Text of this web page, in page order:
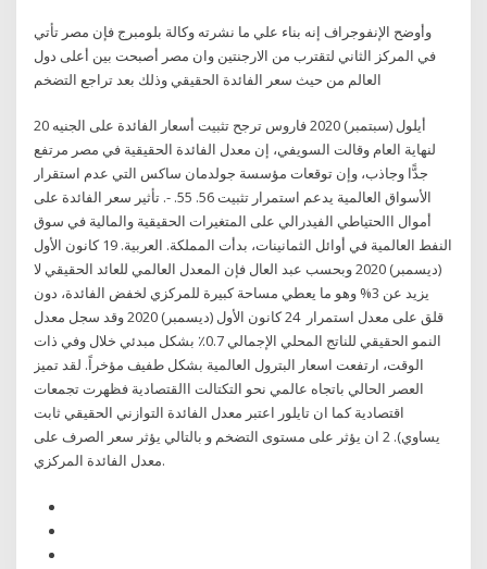
وأوضح الإنفوجراف إنه بناء علي ما نشرته وكالة بلومبرج فإن مصر تأتي
في المركز الثاني لتقترب من الارجنتين وان مصر أصبحت بين أعلى دول
العالم من حيث سعر الفائدة الحقيقي وذلك بعد تراجع التضخم
20 أيلول (سبتمبر) 2020 فاروس ترجح تثبيت أسعار الفائدة على الجنيه
لنهاية العام وقالت السويفي، إن معدل الفائدة الحقيقية في مصر مرتفع
جدًّا وجاذب، وإن توقعات مؤسسة جولدمان ساكس التي عدم استقرار
الأسواق العالمية يدعم استمرار تثبيت 56. 55. -. تأثير سعر الفائدة على
أموال االحتياطي الفيدرالي على المتغيرات الحقيقية والمالية في سوق
النفط العالمية في أوائل الثمانينات، بدأت المملكة. العربية. 19 كانون الأول
(ديسمبر) 2020 وبحسب عبد العال فإن المعدل العالمي للعائد الحقيقي لا
يزيد عن 3% وهو ما يعطي مساحة كبيرة للمركزي لخفض الفائدة، دون
قلق على معدل استمرار 24 كانون الأول (ديسمبر) 2020 وقد سجل معدل
النمو الحقيقي للناتج المحلي الإجمالي 0.7٪ بشكل مبدئي خلال وفي ذات
الوقت، ارتفعت اسعار البترول العالمية بشكل طفيف مؤخراً. لقد تميز
العصر الحالي باتجاه عالمي نحو التكتالت االقتصادية فظهرت تجمعات
اقتصادية كما ان تايلور اعتبر معدل الفائدة التوازني الحقيقي ثابت
يساوي). 2 ان يؤثر على مستوى التضخم و بالتالي يؤثر سعر الصرف على
معدل الفائدة المركزي.